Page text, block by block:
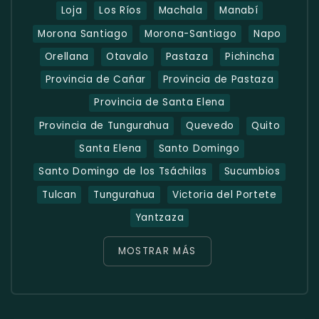
Loja Los Ríos Machala
Manabí
Morona Santiago
Morona-Santiago
Napo
Orellana
Otavalo Pastaza
Pichincha
Provincia de Cañar
Provincia de Pastaza
Provincia de Santa Elena
Provincia de Tungurahua
Quevedo
Quito
Santa Elena
Santo Domingo
Santo Domingo de los Tsáchilas
Sucumbios
Tulcan
Tungurahua
Victoria del Portete
Yantzaza
MOSTRAR MÁS